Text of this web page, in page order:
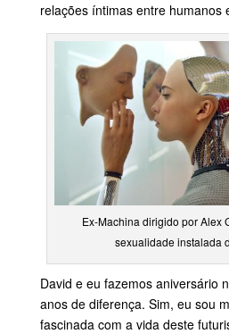
relações íntimas entre humanos
Ex-Machina dirigido por Alex
sexualidade instalada
David e eu fazemos aniversário
anos de diferença. Sim, eu sou
fascinada com a vida deste